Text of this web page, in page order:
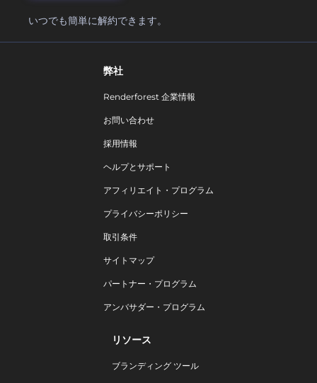
いつでも簡単に解約できます。
弊社
Renderforest 企業情報
お問い合わせ
採用情報
ヘルプとサポート
アフィリエイト・プログラム
プライバシーポリシー
取引条件
サイトマップ
パートナー・プログラム
アンバサダー・プログラム
リソース
ブランディング ツール